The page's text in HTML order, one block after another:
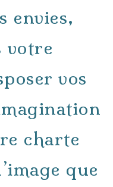
envies,
votre
vos
charte
que